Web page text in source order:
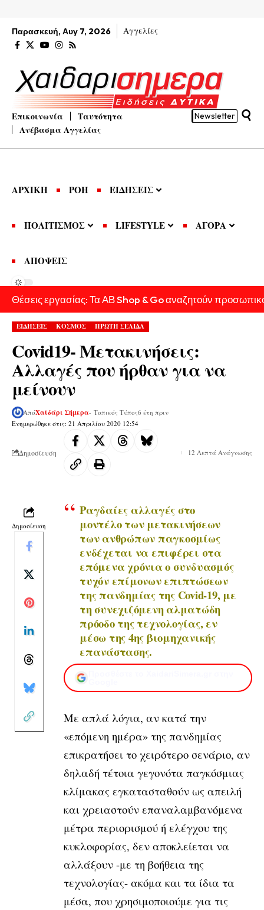
Παρασκευή, Αυγ 7, 2026 Αγγελίες
Επικοινωνία
Ταυτότητα
Ανέβασμα Αγγελίας
Newsletter
ΑΡΧΙΚΗ ΡΟΗ ΕΙΔΗΣΕΙΣ
ΠΟΛΙΤΙΣΜΟΣ LIFESTYLE ΑΓΟΡΑ
ΑΠΟΨΕΙΣ
Θέσεις εργασίας: Τα ΑΒ Shop & Go αναζητούν
ΕΙΔΗΣΕΙΣ ΚΟΣΜΟΣ ΠΡΩΤΗ ΣΕΛΙΔΑ
Covid19- Μετακινήσεις:
Αλλαγές που ήρθαν για να
μείνουν
Ενημερώθηκε στις: 21 Απριλίου 2020 12:54
ΑπόΧαϊδάρι Σήμερα- Τοπικός Τύπος6 έτη πριν
Δημοσίευση 12 Λεπτά Ανάγνωσης
Δημοσίευση
Ραγδαίες αλλαγές στο
μοντέλο των μετακινήσεων
των ανθρώπων παγκοσμίως
ενδέχεται να επιφέρει στα
επόμενα χρόνια ο συνδυασμός
τυχόν επίμονων επιπτώσεων
της πανδημίας της Covid-19, με
τη συνεχιζόμενη αλματώδη
πρόοδο της τεχνολογίας, εν
μέσω της 4ης βιομηχανικής
επανάστασης.
Με απλά λόγια, αν κατά την
«επόμενη ημέρα» της πανδημίας
επικρατήσει το χειρότερο σενάριο, αν
δηλαδή τέτοια γεγονότα παγκόσμιας
κλίμακας εγκατασταθούν ως απειλή
και χρειαστούν επαναλαμβανόμενα
μέτρα περιορισμού ή ελέγχου της
κυκλοφορίας, δεν αποκλείεται να
αλλάξουν -με τη βοήθεια της
τεχνολογίας- ακόμα και τα ίδια τα
μέσα, που χρησιμοποιούμε για τις